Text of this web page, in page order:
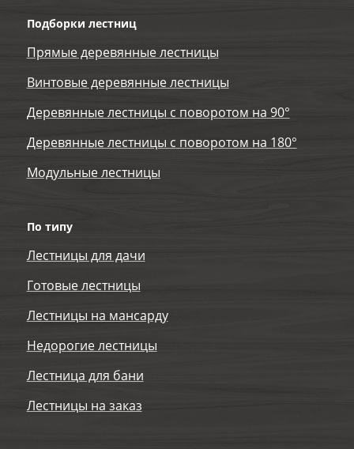
Подборки лестниц
Прямые деревянные лестницы
Винтовые деревянные лестницы
Деревянные лестницы с поворотом на 90°
Деревянные лестницы с поворотом на 180°
Модульные лестницы
По типу
Лестницы для дачи
Готовые лестницы
Лестницы на мансарду
Недорогие лестницы
Лестница для бани
Лестницы на заказ